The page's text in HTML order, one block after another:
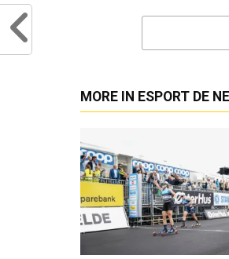
MORE IN ESPORT DE